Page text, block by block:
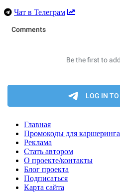
Чат в Телеграм
Главная
Промокоды для каршеринга
Реклама
Стать автором
О проекте/контакты
Блог проекта
Подписаться
Карта сайта